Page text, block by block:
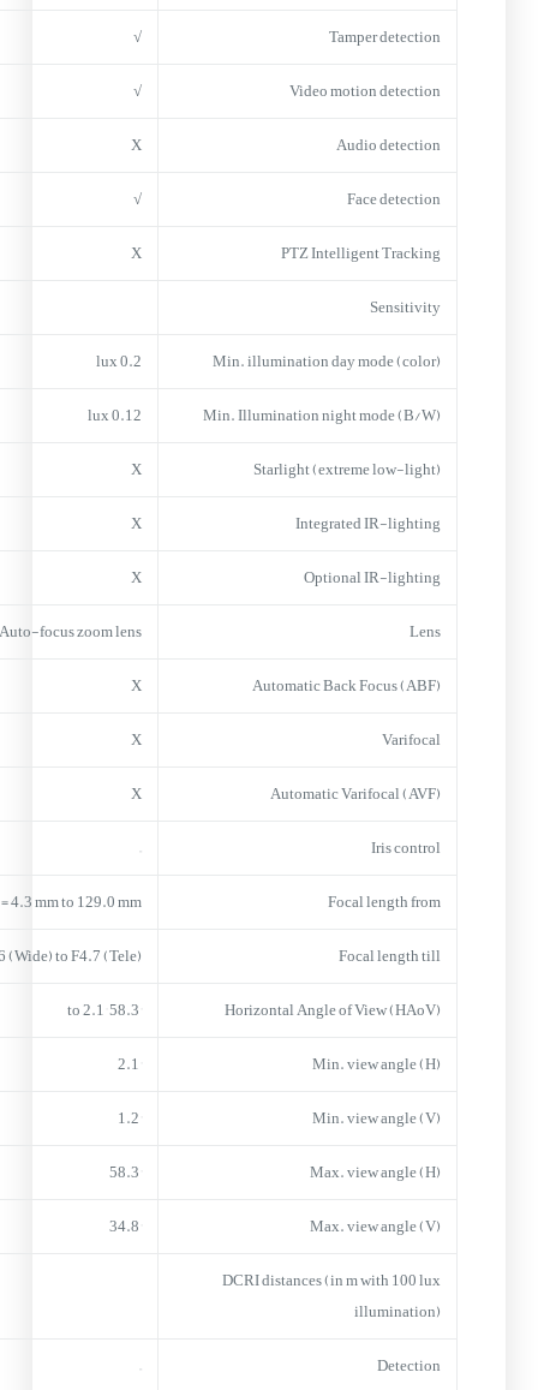
Tamper detection
√
Video motion detection
√
Audio detection
X
Face detection
√
PTZ Intelligent Tracking
X
Sensitivity
Min. illumination day mode (color)
0.2 lux
Min. Illumination night mode (B/W)
0.12 lux
Starlight (extreme low-light)
X
Integrated IR-lighting
X
Optional IR-lighting
X
Lens
Auto-focus zoom lens
Automatic Back Focus (ABF)
X
Varifocal
X
Automatic Varifocal (AVF)
X
Iris control
–
Focal length from
4.3 mm to 129.0 mm
Focal length till
(Wide) to F4.7 (Tele)
Horizontal Angle of View (HAoV)
58.3° to 2.1°
Min. view angle (H)
2.1°
Min. view angle (V)
1.2°
Max. view angle (H)
58.3°
Max. view angle (V)
34.8°
DCRI distances (in m with 100 lux
illumination)
Detection
–